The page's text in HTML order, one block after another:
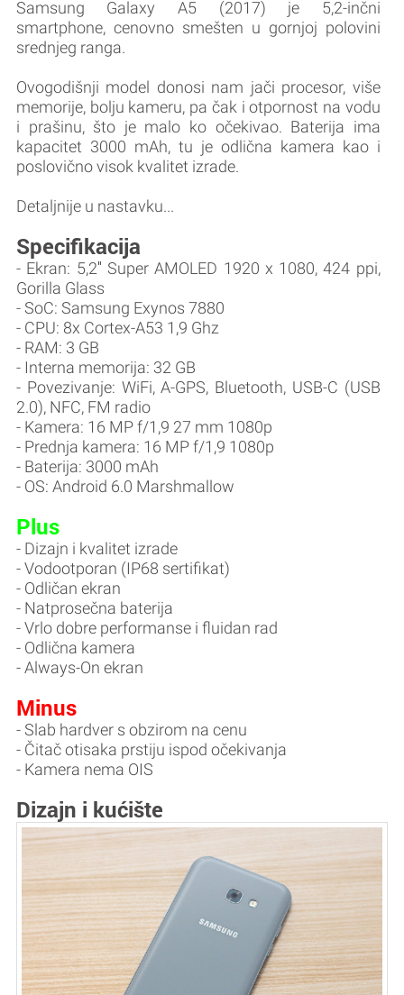
Samsung Galaxy A5 (2017) je 5,2-inčni
smartphone, cenovno smešten u gornjoj polovini
srednjeg ranga.
Ovogodišnji model donosi nam jači procesor, više
memorije, bolju kameru, pa čak i otpornost na vodu
i prašinu, što je malo ko očekivao. Baterija ima
kapacitet 3000 mAh, tu je odlična kamera kao i
poslovično visok kvalitet izrade.
Detaljnije u nastavku...
Specifikacija
- Ekran: 5,2″ Super AMOLED 1920 x 1080, 424 ppi,
Gorilla Glass
- SoC: Samsung Exynos 7880
- CPU: 8x Cortex-A53 1,9 Ghz
- RAM: 3 GB
- Interna memorija: 32 GB
- Povezivanje: WiFi, A-GPS, Bluetooth, USB-C (USB
2.0), NFC, FM radio
- Kamera: 16 MP f/1,9 27 mm 1080p
- Prednja kamera: 16 MP f/1,9 1080p
- Baterija: 3000 mAh
- OS: Android 6.0 Marshmallow
Plus
- Dizajn i kvalitet izrade
- Vodootporan (IP68 sertifikat)
- Odličan ekran
- Natprosečna baterija
- Vrlo dobre performanse i fluidan rad
- Odlična kamera
- Always-On ekran
Minus
- Slab hardver s obzirom na cenu
- Čitač otisaka prstiju ispod očekivanja
- Kamera nema OIS
Dizajn i kućište